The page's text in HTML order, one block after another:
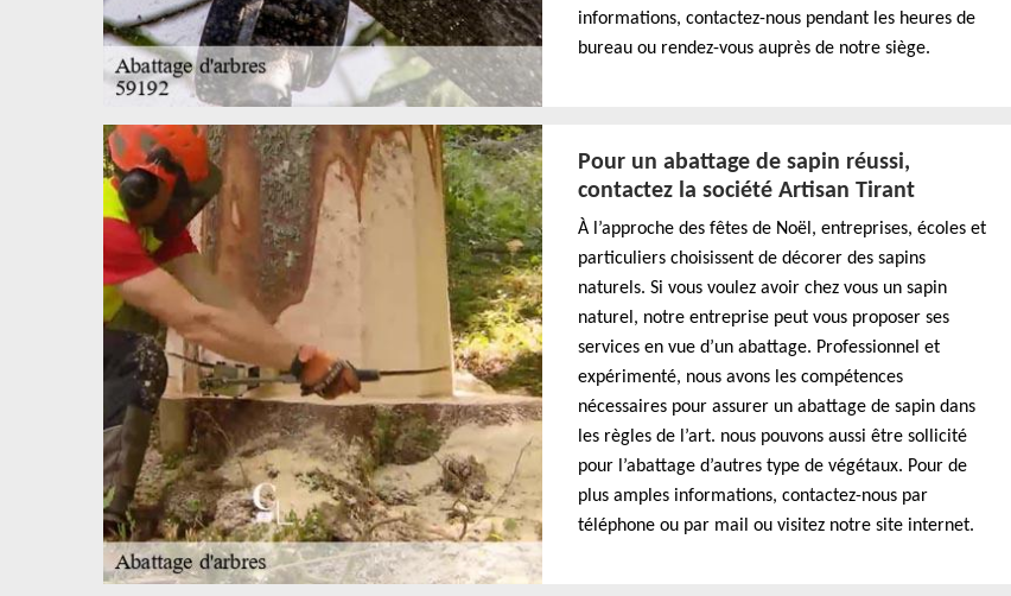
informations, contactez-nous pendant les heures de
bureau ou rendez-vous auprès de notre siège.
Pour un abattage de sapin réussi,
contactez la société Artisan Tirant
À l’approche des fêtes de Noël, entreprises, écoles et
particuliers choisissent de décorer des sapins
naturels. Si vous voulez avoir chez vous un sapin
naturel, notre entreprise peut vous proposer ses
services en vue d’un abattage. Professionnel et
expérimenté, nous avons les compétences
nécessaires pour assurer un abattage de sapin dans
les règles de l’art. nous pouvons aussi être sollicité
pour l’abattage d’autres type de végétaux. Pour de
plus amples informations, contactez-nous par
téléphone ou par mail ou visitez notre site internet.